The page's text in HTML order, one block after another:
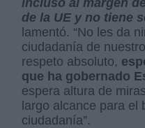
de la UE y no tiene
lamentó. “No les da
ciudadanía de
respeto absoluto,
que ha gobernado
espera altura de
largo alcance para el
ciudadanía”.